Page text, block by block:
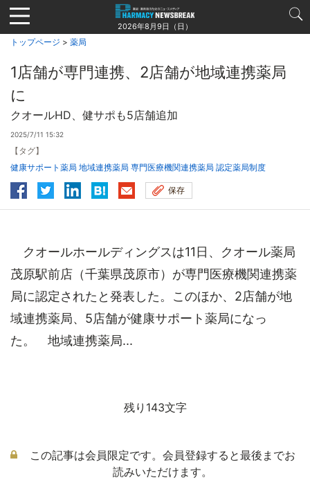
Jump
to
navigation
2026年8月9日（日）
トップページ > 薬局
1店舗が専門連携、2店舗が地域連携薬局
に
クオールHD、健サポも5店舗追加
2025/7/11 15:32
【タグ】
健康サポート薬局 地域連携薬局 専門医療機関連携薬局 認定薬局制度
保存
クオールホールディングスは11日、クオール薬局
茂原駅前店（千葉県茂原市）が専門医療機関連携薬
局に認定されたと発表した。このほか、2店舗が地
域連携薬局、5店舗が健康サポート薬局になっ
た。 地域連携薬局...
残り143文字
この記事は会員限定です。会員登録すると最後までお
読みいただけます。